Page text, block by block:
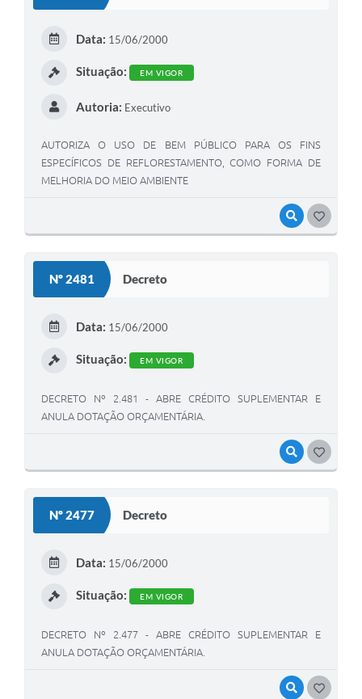
VISUALIZAR
Data: 15/06/2000
Situação: EM VIGOR
Autoria: Executivo
AUTORIZA O USO DE BEM PÚBLICO PARA OS FINS
ESPECÍFICOS DE REFLORESTAMENTO, COMO FORMA DE
MELHORIA DO MEIO AMBIENTE
Nº 2481 Decreto
VISUALIZAR
Data: 15/06/2000
Situação: EM VIGOR
DECRETO Nº 2.481 - ABRE CRÉDITO SUPLEMENTAR E
ANULA DOTAÇÃO ORÇAMENTÁRIA.
Nº 2477 Decreto
VISUALIZAR
Data: 15/06/2000
Situação: EM VIGOR
DECRETO Nº 2.477 - ABRE CRÉDITO SUPLEMENTAR E
ANULA DOTAÇÃO ORÇAMENTÁRIA.